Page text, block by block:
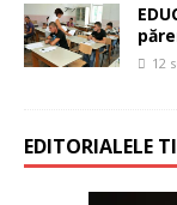
12
EDITORIALELE